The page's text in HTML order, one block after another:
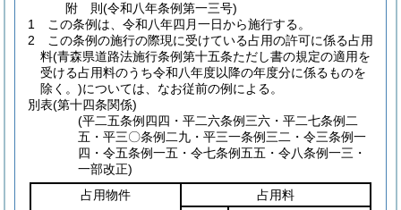
附 則(令和八年条例第一三号)
1
この条例は、令和八年四月一日から施行する。
2
この条例の施行の際現に受けている占用の許可に係る占用
料(青森県道路法施行条例第十五条ただし書の規定の適用を
受ける占用料のうち令和八年度以降の年度分に係るものを
除く。)については、なお従前の例による。
別表(第十四条関係)
(平二五条例四四・平二六条例三六・平二七条例二
五・平三〇条例二九・平三一条例三二・令三条例一
四・令五条例一五・令七条例五五・令八条例一三・
一部改正)
占用物件
占用料